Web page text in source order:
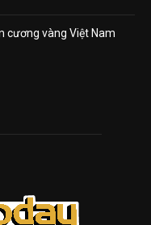
cương vàng Việt Nam